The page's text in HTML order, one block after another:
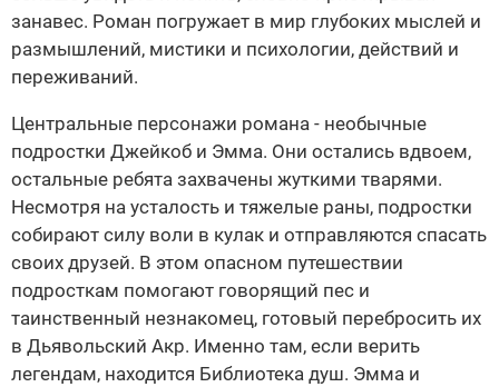
занавес. Роман погружает в мир глубоких мыслей и
размышлений, мистики и психологии, действий и
переживаний.
Центральные персонажи романа - необычные
подростки Джейкоб и Эмма. Они остались вдвоем,
остальные ребята захвачены жуткими тварями.
Несмотря на усталость и тяжелые раны, подростки
собирают силу воли в кулак и отправляются спасать
своих друзей. В этом опасном путешествии
подросткам помогают говорящий пес и
таинственный незнакомец, готовый перебросить их
в Дьявольский Акр. Именно там, если верить
легендам, находится Библиотека душ. Эмма и